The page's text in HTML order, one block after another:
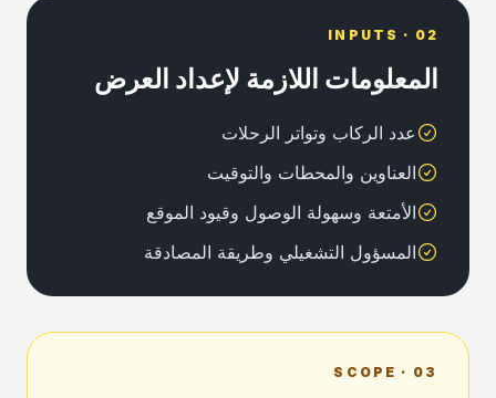
02 · INPUTS
المعلومات اللازمة لإعداد العرض
عدد الركاب وتواتر الرحلات
العناوين والمحطات والتوقيت
الأمتعة وسهولة الوصول وقيود الموقع
المسؤول التشغيلي وطريقة المصادقة
03 · SCOPE